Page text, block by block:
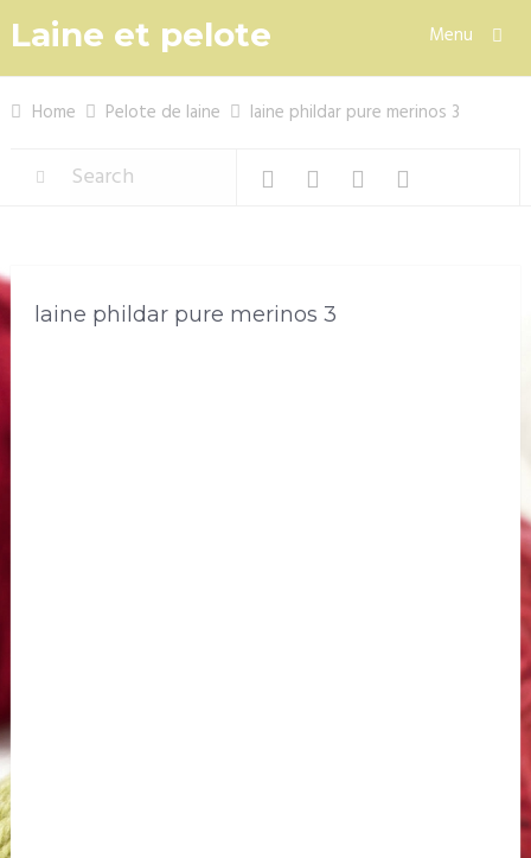
Laine et pelote Menu
Home Pelote de laine laine phildar pure merinos 3
laine phildar pure merinos 3